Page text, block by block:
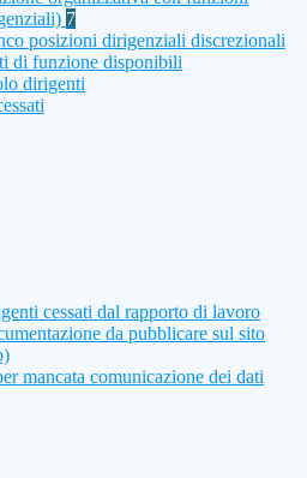
7
posizioni dirigenziali discrezionali
di funzione disponibili
dirigenti
cessati dal rapporto di lavoro
da pubblicare sul sito
mancata comunicazione dei dati